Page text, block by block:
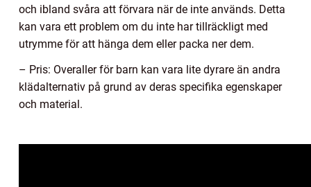
och ibland svåra att förvara när de inte används. Detta
kan vara ett problem om du inte har tillräckligt med
utrymme för att hänga dem eller packa ner dem.
– Pris: Overaller för barn kan vara lite dyrare än andra
klädalternativ på grund av deras specifika egenskaper
och material.